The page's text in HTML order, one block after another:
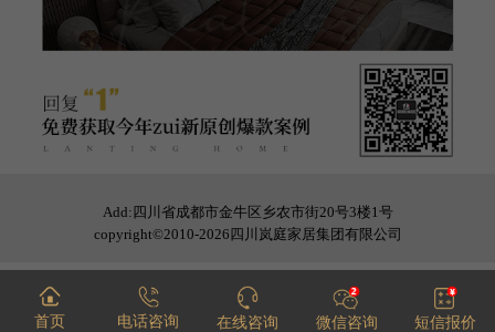
Add:四川省成都市金牛区乡农市街20号3楼1号
copyright©2010-2026四川岚庭家居集团有限公司
首页 电话咨询 在线咨询 微信咨询 短信报价